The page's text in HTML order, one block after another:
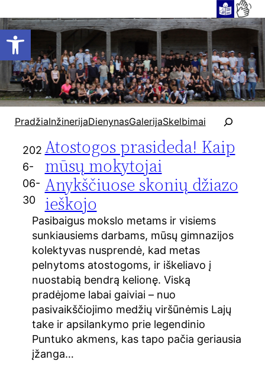
Open toolbar
PradžiaInžinerijaDienynasGalerijaSkelbimai
a
i
e
k
202
6-
06-
30
Atostogos prasideda! Kaip
mūsų mokytojai
Anykščiuose skonių džiazo
ieškojo
Pasibaigus mokslo metams ir visiems
sunkiausiems darbams, mūsų gimnazijos
kolektyvas nusprendė, kad metas
pelnytoms atostogoms, ir iškeliavo į
nuostabią bendrą kelionę. Viską
pradėjome labai gaiviai – nuo
pasivaikščiojimo medžių viršūnėmis Lajų
take ir apsilankymo prie legendinio
Puntuko akmens, kas tapo pačia geriausia
įžanga…